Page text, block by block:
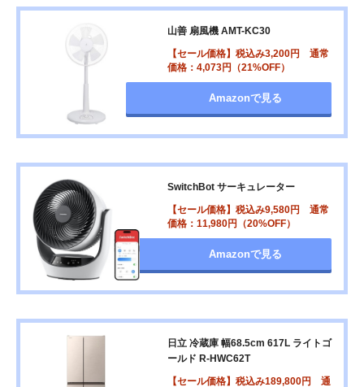
山善 扇風機 AMT-KC30
【セール価格】税込み3,200円 通常
価格：4,073円（21%OFF）
Amazonで見る
SwitchBot サーキュレーター
【セール価格】税込み9,580円 通常
価格：11,980円（20%OFF）
Amazonで見る
日立 冷蔵庫 幅68.5cm 617L ライトゴ
ールド R-HWC62T
【セール価格】税込み189,800円 通